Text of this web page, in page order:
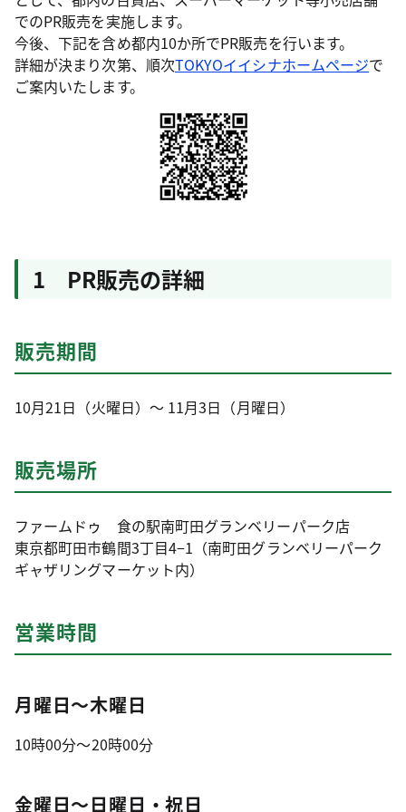
でのPR販売を実施します。
今後、下記を含め都内10か所でPR販売を行います。
詳細が決まり次第、順次TOKYOイイシナホームページで
ご案内いたします。
1 PR販売の詳細
販売期間
10月21日（火曜日）～ 11月3日（月曜日）
販売場所
ファームドゥ 食の駅南町田グランベリーパーク店
東京都町田市鶴間3丁目4−1（南町田グランベリーパーク
ギャザリングマーケット内）
営業時間
月曜日～木曜日
10時00分～20時00分
金曜日～日曜日・祝日